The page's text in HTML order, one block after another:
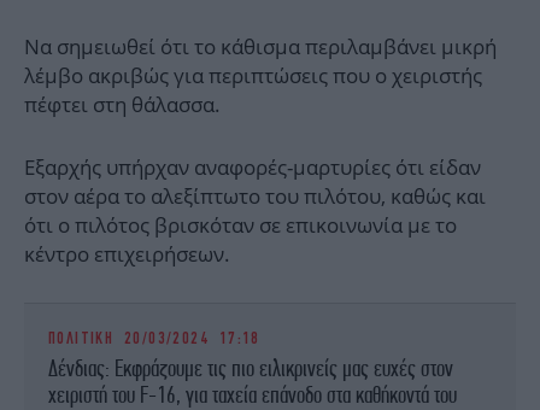
Να σημειωθεί ότι το κάθισμα περιλαμβάνει μικρή
λέμβο ακριβώς για περιπτώσεις που ο χειριστής
πέφτει στη θάλασσα.
Εξαρχής υπήρχαν αναφορές-μαρτυρίες ότι είδαν
στον αέρα το αλεξίπτωτο του πιλότου, καθώς και
ότι ο πιλότος βρισκόταν σε επικοινωνία με το
κέντρο επιχειρήσεων.
ΠΟΛΙΤΙΚΗ 20/03/2024 17:18
Δένδιας: Εκφράζουμε τις πιο ειλικρινείς μας ευχές στον
χειριστή του F-16, για ταχεία επάνοδο στα καθήκοντά του